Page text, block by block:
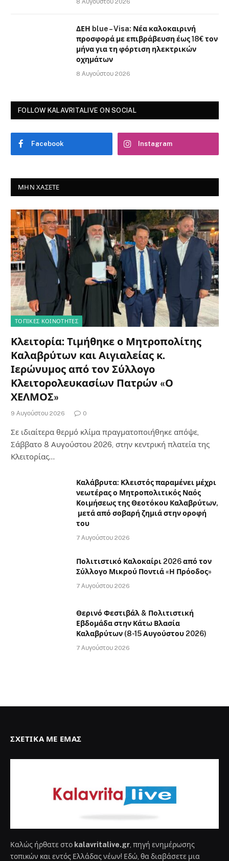
8 Αυγούστου 2026
ΔΕΗ blue – Visa: Νέα καλοκαιρινή
προσφορά με επιβράβευση έως 18€ τον
μήνα για τη φόρτιση ηλεκτρικών
οχημάτων
8 Αυγούστου 2026
FOLLOW KALAVRITALIVE ON SOCIAL
Facebook Instagram
ΜΗΝ ΧΆΣΕΤΕ
ΤΟΠΙΚΈΣ ΚΟΙΝΌΤΗΤΕΣ
Κλειτορία: Τιμήθηκε ο Μητροπολίτης
Καλαβρύτων και Αιγιαλείας κ.
Ιερώνυμος από τον Σύλλογο
Κλειτορολευκασίων Πατρών «Ο
ΧΕΛΜΟΣ»
9 Αυγούστου 2026 0
Σε ιδιαίτερα θερμό κλίμα πραγματοποιήθηκε απόψε,
Σάββατο 8 Αυγούστου 2026, στην κεντρική πλατεία της
Κλειτορίας…
Καλάβρυτα: Κλειστός παραμένει μέχρι
νεωτέρας ο Μητροπολιτικός Ναός
Κοιμήσεως της Θεοτόκου Καλαβρύτων,
μετά από σοβαρή ζημιά στην οροφή
του
7 Αυγούστου 2026
Πολιτιστικό Καλοκαίρι 2026 από τον
Σύλλογο Μικρού Ποντιά «Η Πρόοδος»
7 Αυγούστου 2026
Θερινό Φεστιβάλ & Πολιτιστική
Εβδομάδα στην Κάτω Βλασία
Καλαβρύτων (8-15 Αυγούστου 2026)
7 Αυγούστου 2026
ΣΧΕΤΙΚΆ ΜΕ ΕΜΆΣ
Καλώς ήρθατε στο kalavritalive.gr , πηγή ενημέρωσης
τοπικών και εντός Ελλάδας νέων! Εδώ, θα διαβάσετε μια